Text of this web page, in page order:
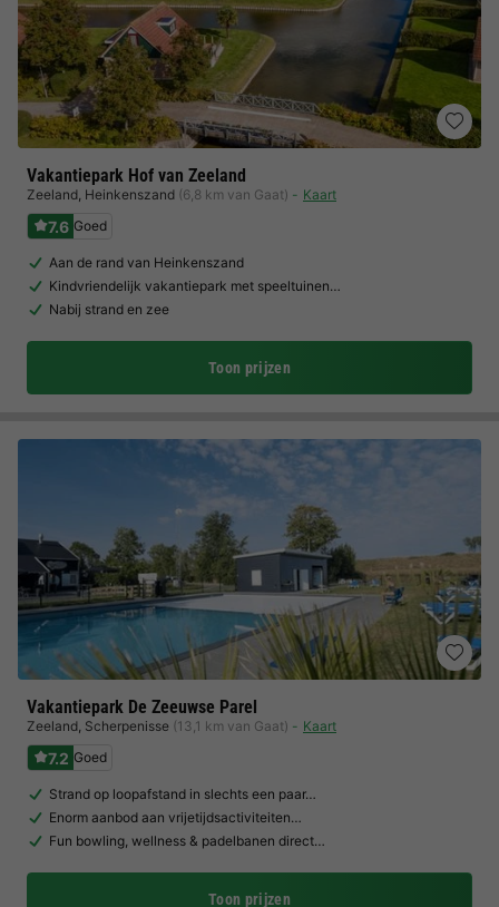
Vakantiepark Hof van Zeeland
Zeeland, Heinkenszand (6,8 km van Gaat) Kaart
7.6 Goed
Aan de rand van Heinkenszand
Kindvriendelijk vakantiepark met speeltuinen…
Nabij strand en zee
Toon prijzen
Vakantiepark De Zeeuwse Parel
Zeeland, Scherpenisse (13,1 km van Gaat) Kaart
7.2 Goed
Strand op loopafstand in slechts een paar…
Enorm aanbod aan vrijetijdsactiviteiten…
Fun bowling, wellness & padelbanen direct…
Toon prijzen